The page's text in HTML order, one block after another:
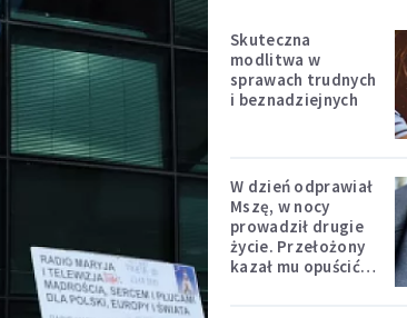
Skuteczna
modlitwa w
sprawach trudnych
i beznadziejnych
W dzień odprawiał
Mszę, w nocy
prowadził drugie
życie. Przełożony
kazał mu opuścić